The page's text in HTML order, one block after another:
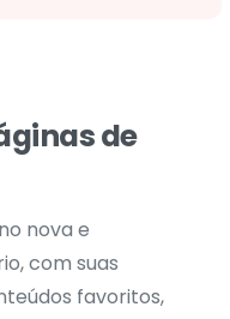
de
nova e
com suas
favoritos,